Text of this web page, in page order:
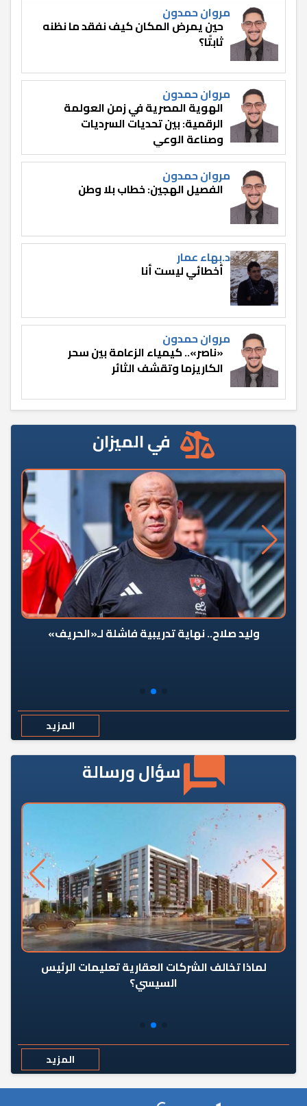
مروان حمدون
حين يمرض المكان كيف نفقد ما نظنه
ثابتًا؟
مروان حمدون
الهوية المصرية في زمن العولمة
الرقمية: بين تحديات السرديات
وصناعة الوعي
مروان حمدون
الفصيل الهجين: خطاب بلا وطن
د.بهاء عمار
أخطائي ليست أنا
مروان حمدون
«ناصر».. كيمياء الزعامة بين سحر
الكاريزما وتقشف الثائر
في الميزان
وليد صلاح.. نهاية تدريبية فاشلة لـ«الحريف»
المزيد
سؤال ورسالة
لماذا تخالف الشركات العقارية تعليمات الرئيس
السيسي؟
المزيد